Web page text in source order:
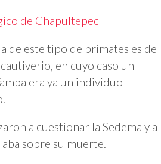
de Chapultepec
de este tipo de primates es de
en cuyo caso un
era ya un individuo
a cuestionar la Sedema y al
sobre su muerte.